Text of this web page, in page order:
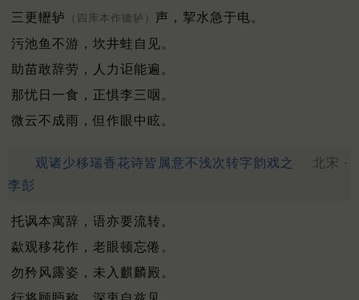
三更轣轳
（四库本作辘轳） 声，挈水急于电。
污池鱼不游，坎井蛙自见。
助苗敢辞劳，人力讵能遍。
那忧日一食，正惧李三咽。
微云不成雨，但作眼中眩。
观诸少移瑞香花诗皆属意不浅次转字韵戏之
北宋 ·
李彭
托讽本寓辞，语亦要流转。
歘观移花作，老眼顿忘倦。
勿矜风露姿，未入麒麟殿。